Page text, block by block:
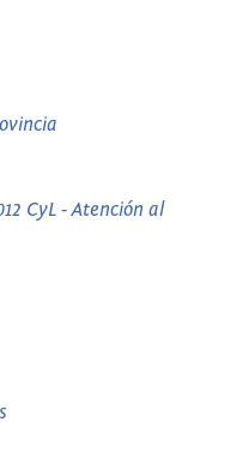
CyL - Atención al